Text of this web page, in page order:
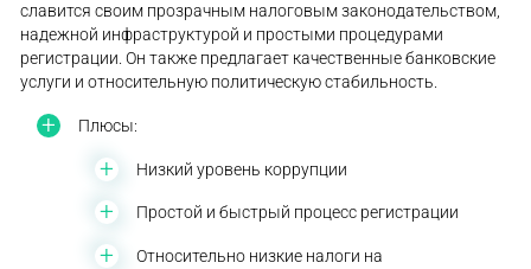
славится своим прозрачным налоговым законодательством,
надежной инфраструктурой и простыми процедурами
регистрации. Он также предлагает качественные банковские
услуги и относительную политическую стабильность.
Плюсы:
Низкий уровень коррупции
Простой и быстрый процесс регистрации
Относительно низкие налоги на